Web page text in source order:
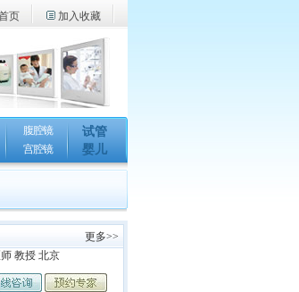
页 加入收藏
腹腔镜
宫腔镜
试管
婴儿
更多>>
敏
敏 主任医师
主任医师
瑛 主任医师
从医经历 主
教授 北京